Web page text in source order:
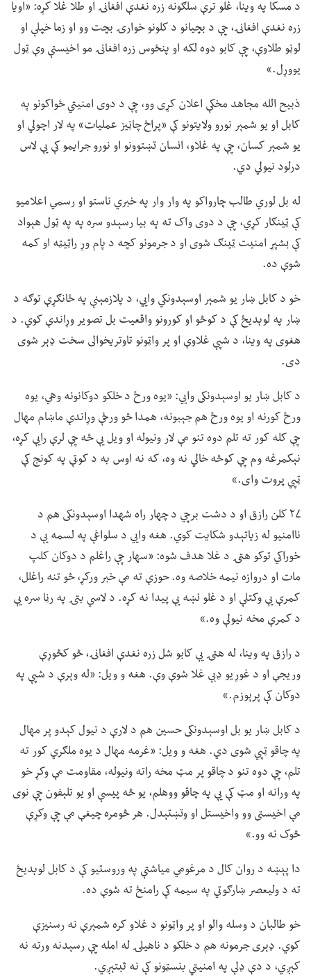
د مسکا په وینا، غلو ترې سلګونه زره نغدې افغانۍ او طلا غلا کړه: «اویا
زره نغدې افغانۍ، چې د بچیانو د کلونو خوارۍ بچت وو او زما خپلې او
لوڼو طلاوې، چې کابو دوه لکه او پنځوس زره افغانۍ مو اخیستې وې ټول
یووړل.»
ذبیح الله مجاهد مخکې اعلان کړی وو، چې د دوی امنیتي ځواکونو په
کابل او یو شمېر نورو ولایتونو کې «پراخ چاڼیز عملیات» په لار اچولي او
یو شمېر کسان، چې په غلاو، انسان تښتوونو او نورو جرایمو کې یې لاس
درلود نیولي دي.
له بل لوري طالب چارواکو په وار وار په خبري ناستو او رسمي اعلامیو
کې ټینګار کړي، چې د دوی واک ته په بیا رسېدو سره په په ټول هېواد
کې بشپړ امنیت ټينګ شوی او د جرمونو کچه د پام وړ راټیټه او کمه
شوې ده.
خو د کابل ښار یو شمېر اوسېدونکي وايي، د پلازمېنې په ځانګړې توګه د
ښار په لوېدیځ کې د کوڅو او کورونو واقعیت بل تصویر وړاندې کوي. د
هغوی په وینا، د شپې غلاوې او پر واټونو تاوتریخوالی سخت ډېر شوی
دی.
د کابل ښار یو اوسېدونکی وايي: «یوه ورځ د خلکو دوکانونه وهي، یوه
ورځ کورنه او یوه ورځ هم جېبونه، همدا څو ورځې وړاندې ماښام مهال
چې کله کور ته تلم دوه تنو مې لار ونیوله او ویل یې څه چې لرې رایې کړه،
نېکمرغه وم چې کوڅه خالي نه وه، که نه اوس به د کوټې په کونج کې
ټپي پروت وای.»
۲۷ کلن رازق او د دشت برچي د چهار راه شهدا اوسېدونکی هم د
ناامنیو له زیاتېدو شکایت کوي. هغه وايي د سلواغې په لسمه یې د
خوراکي توکو هټۍ د غلا هدف شوه: «سهار چې راغلم د دوکان کلپ
مات او دروازه نیمه خلاصه وه. حوزې ته مې خبر ورکړ، څو تنه راغلل،
کمرې یې وکتلې او د غلو نښه یې پیدا نه کړه. د لاسي بتۍ په رڼا سره یې
د کمرې مخه نیولې وه.»
د رازق په وینا، له هټۍ یې کابو شل زره نغدې افغانۍ، څو کڅوړې
وریجې او د غوړیو ډبې غلا شوې وې. هغه و ویل: «له وېرې د شپې په
دوکان کې پرېوزم.»
د کابل ښار یو بل اوسېدونکی حسین هم د لارې د نیول کېدو پر مهال
په چاقو ټپي شوی دي. هغه و ویل: «غرمه مهال د یوه ملګري کور ته
تلم، چې دوه تنو د چاقو پر مټ مخه راته ونیوله، مقاومت مې وکړ خو
په ورانه او مټ کې یې په چاقو ووهلم، یو څه پیسې او یو تلېفون چې نوی
مې اخیستی وو واخیستل او وتښتېدل. هر څومره چیغې مې چې وکړې
څوک نه وو.»
دا پېښه د روان کال د مرغومي میاشتې په وروستیو کې د کابل لوېدیځ
ته د وليعصر ښارګوتي په سیمه کې رامنځ ته شوې ده.
خو طالبان د وسله والو او پر واټونو د غلاو کره شمېرې نه رسنیزې
کوي. ډېری جرمونه هم د خلکو د ناهیلۍ له امله چې رسېدنه ورته نه
کېږي، د دې ډلې په امنیتي بنسټونو کې نه ثبتېږي.